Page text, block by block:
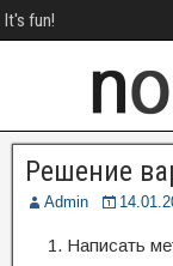
It's fun!
Решение
Admin
Написать